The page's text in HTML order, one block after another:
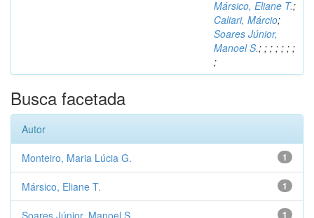
Mársico, Eliane T.;
Caliari, Márcio;
Soares Júnior,
Manoel S.; ; ; ; ; ; ;
;
Busca facetada
Autor
1
Monteiro, Maria Lúcia G.
1
Mársico, Eliane T.
1